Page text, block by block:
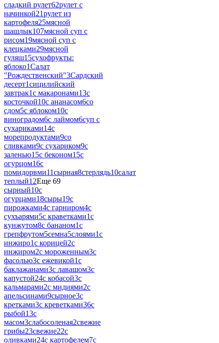
сладкий рулет62рулет с
начинкой21рулет из
картофеля25мясной
шашлык107мясной суп с
рисом19мясной суп с
клецками29мясной
гуляш15сухофрукты:
яблоко1Салат
"Рождественский"3Сардский
десерт1сицилийский
завтрак1с макаронами13с
косточкой10с ананасом6со
сдом5с яблоком10с
виноградом6с лаймом6суп с
сухариками14с
морепродуктами9со
сливками9с сухариком9с
заленью15с беконом15с
огурцом16с
помидорвми11сырная8стерлядь10салат
теплый12Еще 69
сырный10с
огурцами18сыры19с
пирожками4с гарниром4с
сухъарями5с краветками1с
кунжутом8с бананом1с
грепфрутом5семна5слоями1с
инжиро1с корицей2с
инжиром2с мороженным3с
фасолью3с ежевикой1с
баклажанами3с лавашом3с
капустой24с кобасой3с
кальмарами2с мидиями2с
апельсинами9сырное3с
кретками3с креветками36с
рыбой13с
масом3слабосоленая2свежие
грибы23свежие22с
оливками24с картофелем7с